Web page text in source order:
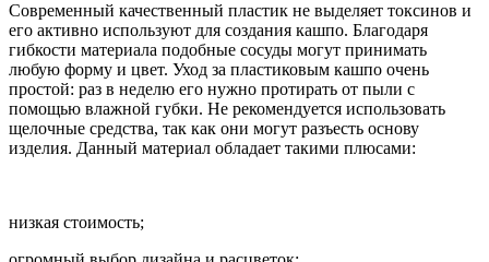
Современный качественный пластик не выделяет токсинов и
его активно используют для создания кашпо. Благодаря
гибкости материала подобные сосуды могут принимать
любую форму и цвет. Уход за пластиковым кашпо очень
простой: раз в неделю его нужно протирать от пыли с
помощью влажной губки. Не рекомендуется использовать
щелочные средства, так как они могут разъесть основу
изделия. Данный материал обладает такими плюсами:
низкая стоимость;